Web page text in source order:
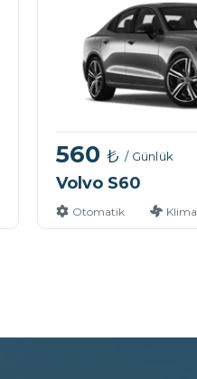
560 ₺ / Günlük
Volvo S60
Otomatik